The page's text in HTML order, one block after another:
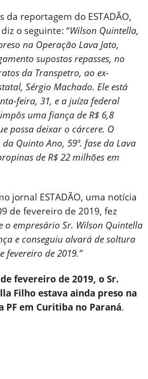
da reportagem do ESTADÃO,
o seguinte: “Wilson Quintella,
na Operação Lava Jato,
supostos repasses, no
da Transpetro, ao ex-
Sérgio Machado. Ele está
feira, 31, e a juíza federal
uma fiança de R$ 6,8
possa deixar o cárcere. O
Quinto Ano, 59ª. fase da Lava
de R$ 22 milhões em
jornal ESTADÃO, uma notícia
de fevereiro de 2019, fez
o empresário Sr. Wilson Quintella
e conseguiu alvará de soltura
fevereiro de 2019.”
fevereiro de 2019, o Sr.
Filho estava ainda preso na
PF em Curitiba no Paraná.